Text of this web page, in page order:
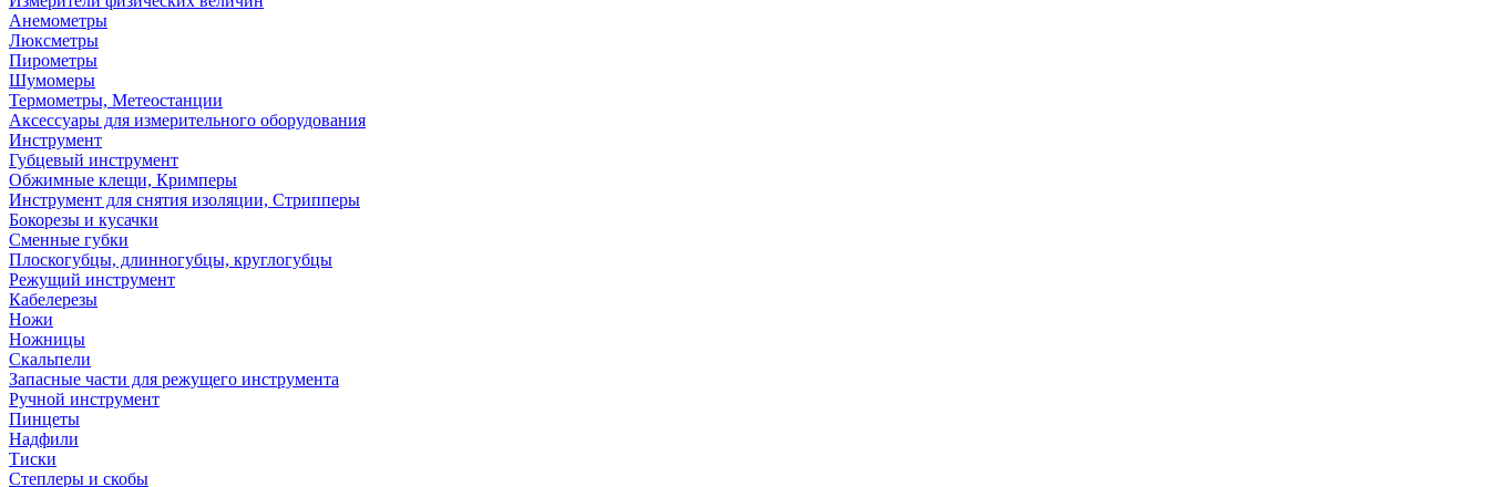
Анемометры
Люксметры
Пирометры
Шумомеры
Термометры, Метеостанции
Аксессуары для измерительного оборудования
Инструмент
Губцевый инструмент
Обжимные клещи, Кримперы
Инструмент для снятия изоляции, Стрипперы
Бокорезы и кусачки
Сменные губки
Плоскогубцы, длинногубцы, круглогубцы
Режущий инструмент
Кабелерезы
Ножи
Ножницы
Скальпели
Запасные части для режущего инструмента
Ручной инструмент
Пинцеты
Надфили
Тиски
Степлеры и скобы